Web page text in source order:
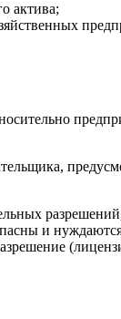
актива;
и